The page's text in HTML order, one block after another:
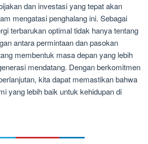
dan investasi yang tepat akan
mengatasi penghalang ini. Sebagai
terbarukan optimal tidak hanya tentang
antara permintaan dan pasokan
membentuk masa depan yang lebih
mendatang. Dengan berkomitmen
kita dapat memastikan bahwa
yang lebih baik untuk kehidupan di